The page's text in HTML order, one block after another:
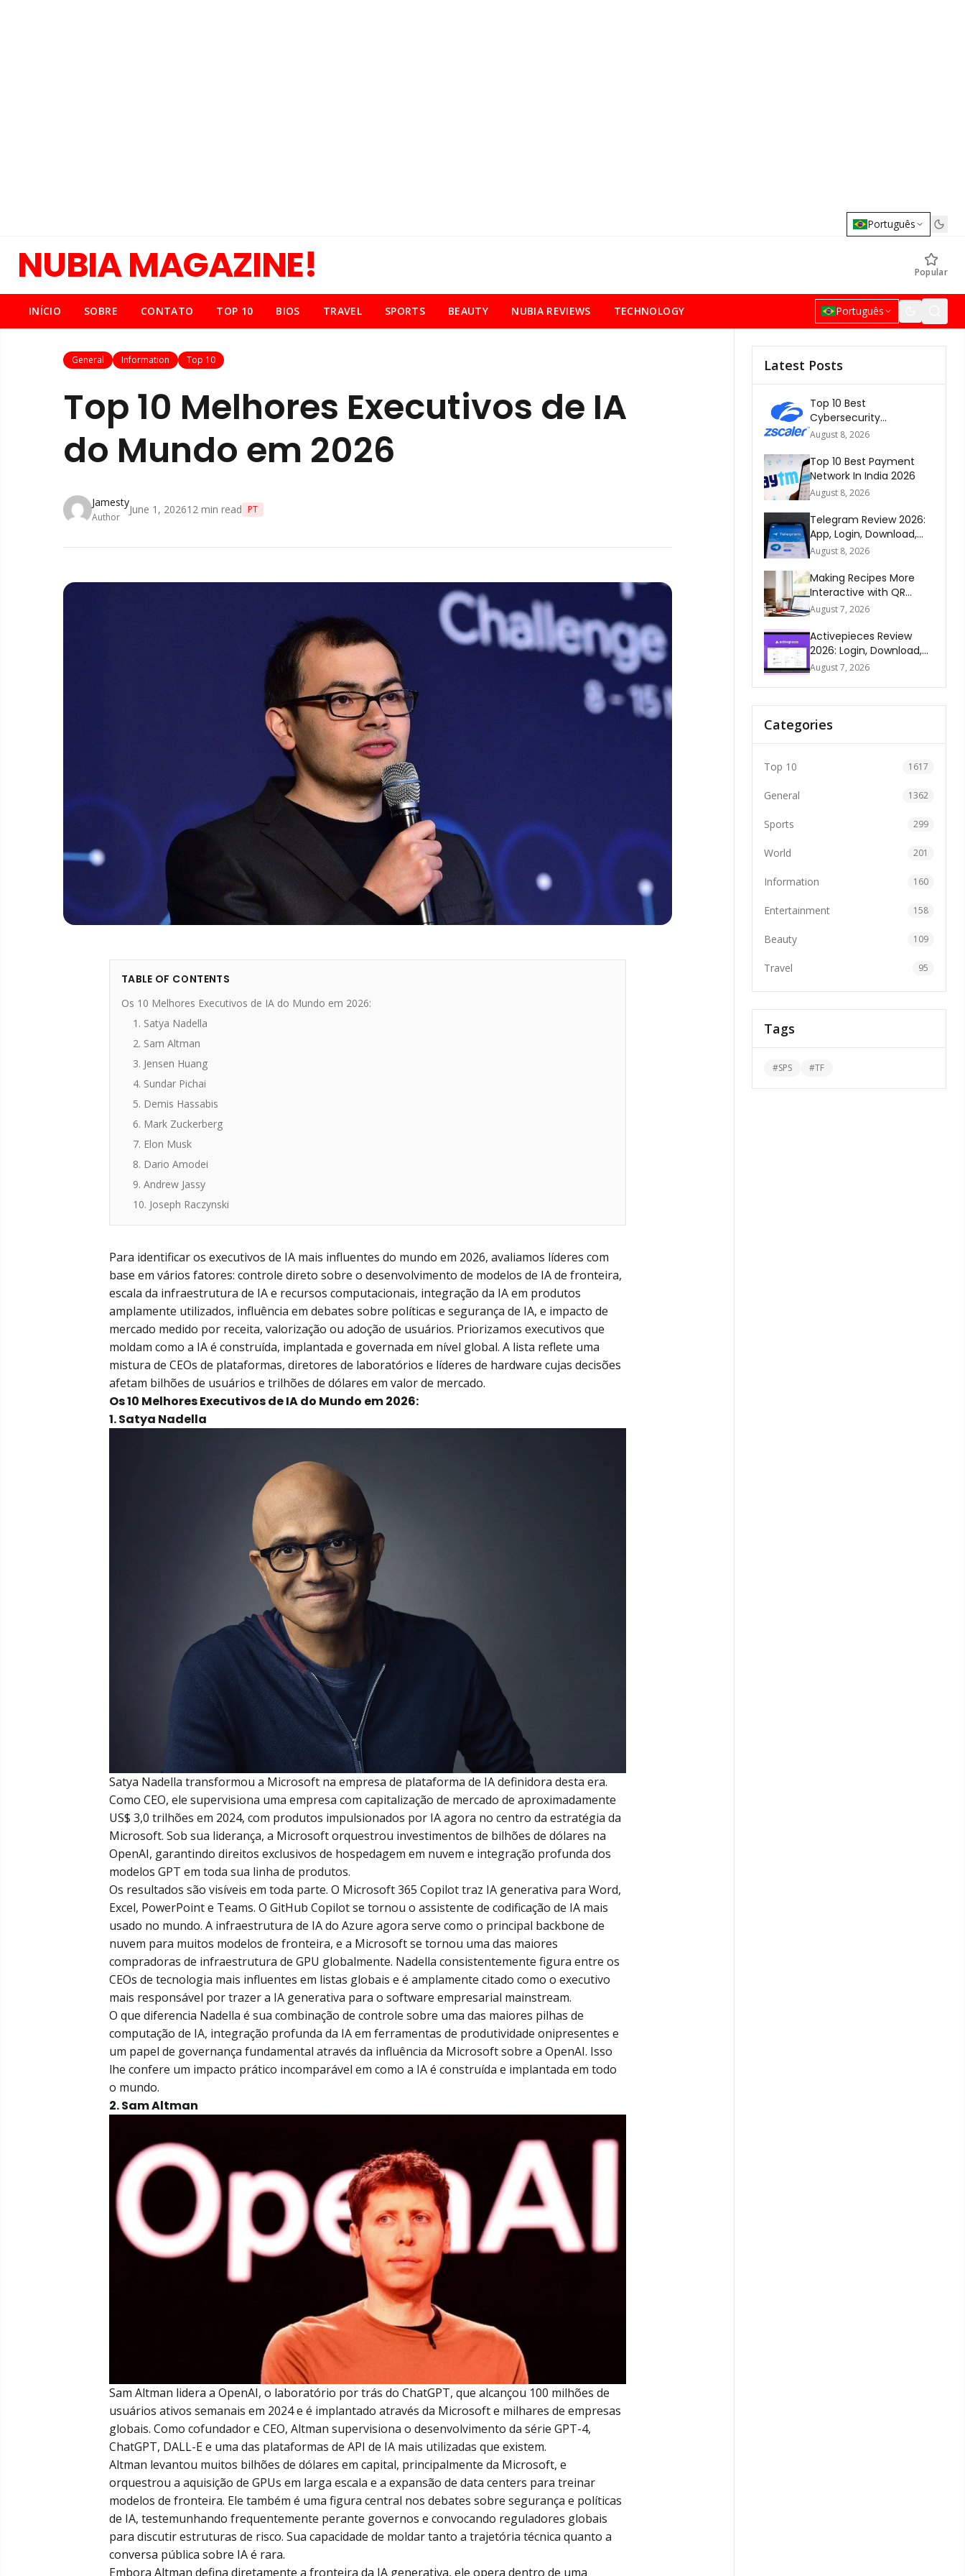
Português
NUBIA MAGAZINE! Popular
INÍCIO SOBRE CONTATO TOP 10 BIOS TRAVEL SPORTS BEAUTY NUBIA REVIEWS TECHNOLOGY Português
General Information Top 10
Top 10 Melhores Executivos de IA
do Mundo em 2026
Jamesty
Author
June 1, 202612 min read PT
TABLE OF CONTENTS
Os 10 Melhores Executivos de IA do Mundo em 2026:
1. Satya Nadella
2. Sam Altman
3. Jensen Huang
4. Sundar Pichai
5. Demis Hassabis
6. Mark Zuckerberg
7. Elon Musk
8. Dario Amodei
9. Andrew Jassy
10. Joseph Raczynski
Para identificar os executivos de IA mais influentes do mundo em 2026, avaliamos líderes com
base em vários fatores: controle direto sobre o desenvolvimento de modelos de IA de fronteira,
escala da infraestrutura de IA e recursos computacionais, integração da IA em produtos
amplamente utilizados, influência em debates sobre políticas e segurança de IA, e impacto de
mercado medido por receita, valorização ou adoção de usuários. Priorizamos executivos que
moldam como a IA é construída, implantada e governada em nível global. A lista reflete uma
mistura de CEOs de plataformas, diretores de laboratórios e líderes de hardware cujas decisões
afetam bilhões de usuários e trilhões de dólares em valor de mercado.
Os 10 Melhores Executivos de IA do Mundo em 2026:
1. Satya Nadella
Satya Nadella transformou a Microsoft na empresa de plataforma de IA definidora desta era.
Como CEO, ele supervisiona uma empresa com capitalização de mercado de aproximadamente
US$ 3,0 trilhões em 2024, com produtos impulsionados por IA agora no centro da estratégia da
Microsoft. Sob sua liderança, a Microsoft orquestrou investimentos de bilhões de dólares na
OpenAI, garantindo direitos exclusivos de hospedagem em nuvem e integração profunda dos
modelos GPT em toda sua linha de produtos.
Os resultados são visíveis em toda parte. O Microsoft 365 Copilot traz IA generativa para Word,
Excel, PowerPoint e Teams. O GitHub Copilot se tornou o assistente de codificação de IA mais
usado no mundo. A infraestrutura de IA do Azure agora serve como o principal backbone de
nuvem para muitos modelos de fronteira, e a Microsoft se tornou uma das maiores
compradoras de infraestrutura de GPU globalmente. Nadella consistentemente figura entre os
CEOs de tecnologia mais influentes em listas globais e é amplamente citado como o executivo
mais responsável por trazer a IA generativa para o software empresarial mainstream.
O que diferencia Nadella é sua combinação de controle sobre uma das maiores pilhas de
computação de IA, integração profunda da IA em ferramentas de produtividade onipresentes e
um papel de governança fundamental através da influência da Microsoft sobre a OpenAI. Isso
lhe confere um impacto prático incomparável em como a IA é construída e implantada em todo
o mundo.
2. Sam Altman
Sam Altman lidera a OpenAI, o laboratório por trás do ChatGPT, que alcançou 100 milhões de
usuários ativos semanais em 2024 e é implantado através da Microsoft e milhares de empresas
globais. Como cofundador e CEO, Altman supervisiona o desenvolvimento da série GPT-4,
ChatGPT, DALL-E e uma das plataformas de API de IA mais utilizadas que existem.
Altman levantou muitos bilhões de dólares em capital, principalmente da Microsoft, e
orquestrou a aquisição de GPUs em larga escala e a expansão de data centers para treinar
modelos de fronteira. Ele também é uma figura central nos debates sobre segurança e políticas
de IA, testemunhando frequentemente perante governos e convocando reguladores globais
para discutir estruturas de risco. Sua capacidade de moldar tanto a trajetória técnica quanto a
conversa pública sobre IA é rara.
Embora Altman defina diretamente a fronteira da IA generativa, ele opera dentro de uma
Latest Posts
Top 10 Best
Cybersecurity
Companies In America
August 8, 2026
Top 10 Best Payment
Network In India 2026
August 8, 2026
Telegram Review 2026:
App, Login, Download,
Web, Signup & FAQs
August 8, 2026
Making Recipes More
Interactive with QR
Codes
August 7, 2026
Activepieces Review
2026: Login, Download,
AI, Pricing, Automation &
August 7, 2026
Categories
Top 10 1617
General 1362
Sports 299
World 201
Information 160
Entertainment 158
Beauty 109
Travel 95
Tags
#SPS #TF